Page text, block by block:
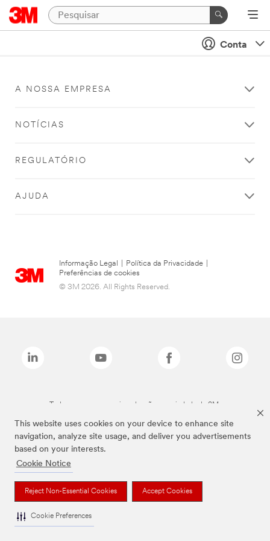
This website uses cookies on your device to enhance site
navigation, analyze site usage, and deliver you advertisements
based on your interests.
Cookie Notice
Reject Non-Essential Cookies Accept Cookies
Cookie Preferences
Conta
A NOSSA EMPRESA
NOTÍCIAS
REGULATÓRIO
AJUDA
Informação Legal Política da Privacidade
Preferências de cookies
© 3M 2026. All Rights Reserved.
Todas as marcas mencionadas são propriedade da 3M.